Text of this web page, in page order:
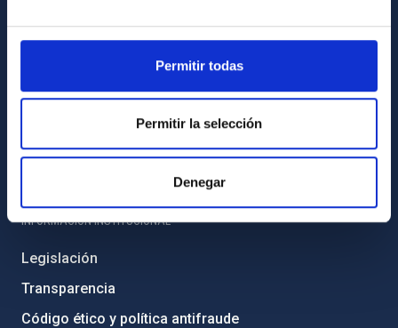
Permitir todas
Permitir la selección
Denegar
Directorio de personal
Biblioteca
INFORMACIÓN INSTITUCIONAL
Legislación
Transparencia
Código ético y política antifraude